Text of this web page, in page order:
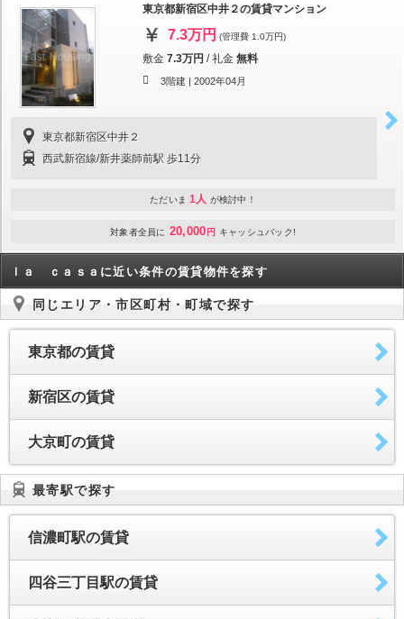
東京都新宿区中井２の賃貸マンション
7.3万円 (管理費 1.0万円)
敷金 7.3万円 /礼金 無料
3階建 | 2002年04月
東京都新宿区中井２
西武新宿線/新井薬師前駅 歩11分
ただいま 1人 が検討中！
対象者全員に 20,000 円 キャッシュバック!
ｌａ ｃａｓａに近い条件の賃貸物件を探す
同じエリア・市区町村・町域で探す
東京都の賃貸
新宿区の賃貸
大京町の賃貸
最寄駅で探す
信濃町駅の賃貸
四谷三丁目駅の賃貸